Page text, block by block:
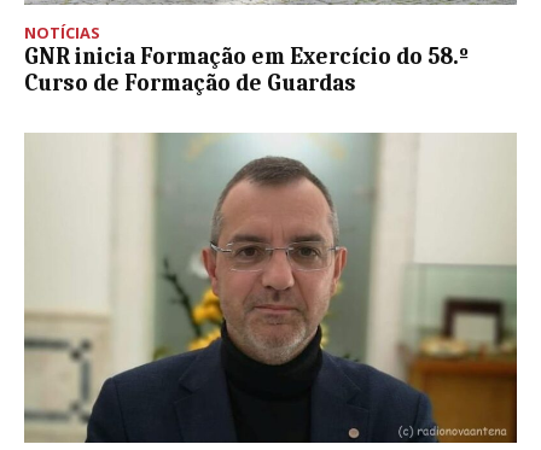
NOTÍCIAS
GNR inicia Formação em Exercício do 58.º
Curso de Formação de Guardas